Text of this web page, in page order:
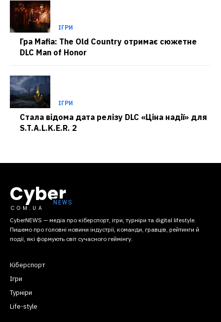
ІГРИ
Гра Mafia: The Old Country отримає сюжетне
DLC Man of Honor
ІГРИ
Стала відома дата релізу DLC «Ціна надії» для
S.T.A.L.K.E.R. 2
Cyber
COM.UA
CyberNEWS — медіа про кіберспорт, ігри, турніри та digital lifestyle.
Пишемо про головні новини індустрії, команди, гравців, рейтинги й
події, які формують світ сучасного геймінгу.
Кіберспорт
Ігри
Турніри
Life-style